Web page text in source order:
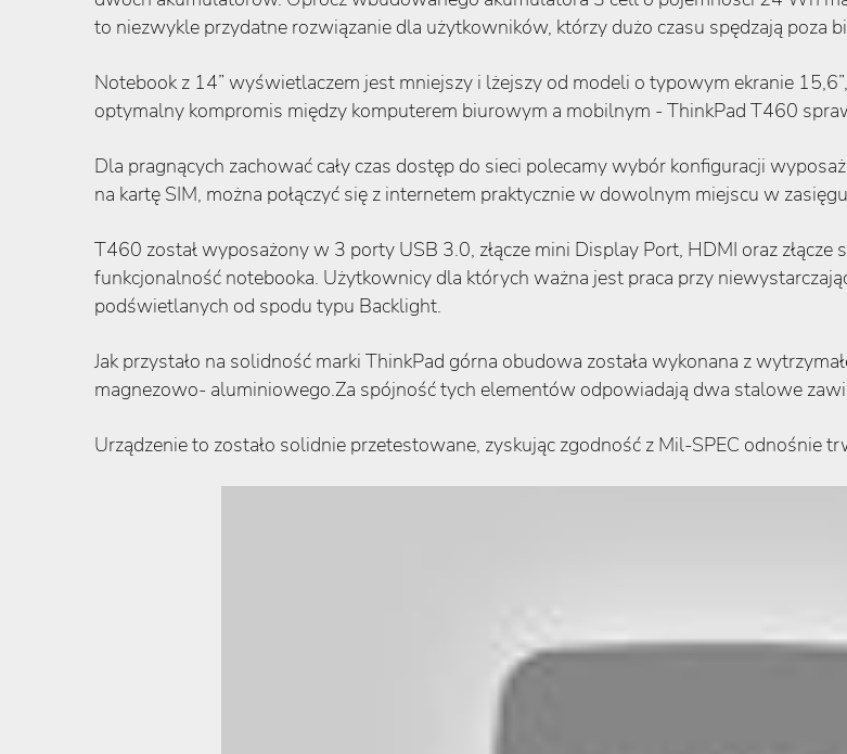
to niezwykle przydatne rozwiązanie dla użytkowników, którzy dużo czasu spędzają poza
Notebook z 14” wyświetlaczem jest mniejszy i lżejszy od modeli o typowym ekranie
optymalny kompromis między komputerem biurowym a mobilnym - ThinkPad T460
Dla pragnących zachować cały czas dostęp do sieci polecamy wybór konfiguracji
na kartę SIM, można połączyć się z internetem praktycznie w dowolnym miejscu w
T460 został wyposażony w 3 porty USB 3.0, złącze mini Display Port, HDMI oraz
funkcjonalność notebooka. Użytkownicy dla których ważna jest praca przy
podświetlanych od spodu typu Backlight.
Jak przystało na solidność marki ThinkPad górna obudowa została wykonana z
magnezowo- aluminiowego.Za spójność tych elementów odpowiadają dwa stalowe
Urządzenie to zostało solidnie przetestowane, zyskując zgodność z Mil-SPEC odnośnie